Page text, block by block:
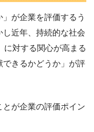
が企業を評価するう
し近年、持続的な社会
に対する関心が高まる
きるかどうか」が評
が企業の評価ポイン